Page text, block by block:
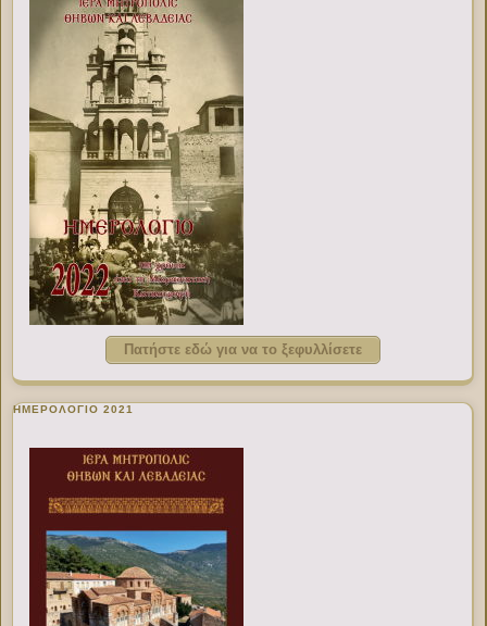
Πατήστε εδώ για να το ξεφυλλίσετε
ΗΜΕΡΟΛΟΓΙΟ 2021